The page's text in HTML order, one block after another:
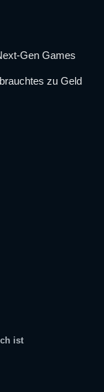
Gen Games
zu Geld
ist